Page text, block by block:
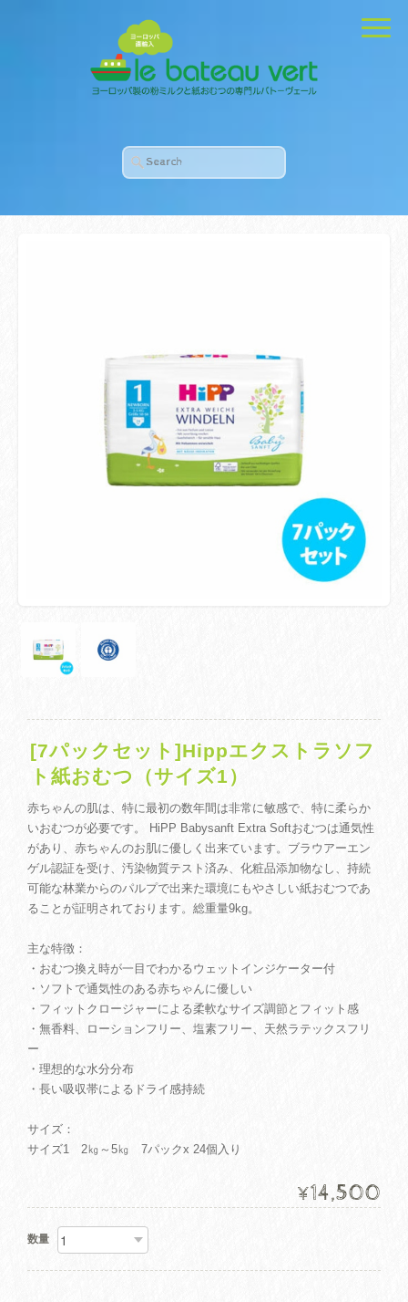
[7パックセット]Hippエクストラソフ
ト紙おむつ（サイズ1）
赤ちゃんの肌は、特に最初の数年間は非常に敏感で、特に柔らか
いおむつが必要です。 HiPP Babysanft Extra Softおむつは通気性
があり、赤ちゃんのお肌に優しく出来ています。ブラウアーエン
ゲル認証を受け、汚染物質テスト済み、化粧品添加物なし、持続
可能な林業からのパルプで出来た環境にもやさしい紙おむつであ
ることが証明されております。総重量9kg。
主な特徴：
・おむつ換え時が一目でわかるウェットインジケーター付
・ソフトで通気性のある赤ちゃんに優しい
・フィットクロージャーによる柔軟なサイズ調節とフィット感
・無香料、ローションフリー、塩素フリー、天然ラテックスフリ
ー
・理想的な水分分布
・長い吸収帯によるドライ感持続
サイズ：
サイズ1 2㎏～5㎏ 7パックx 24個入り
¥14,500
数量